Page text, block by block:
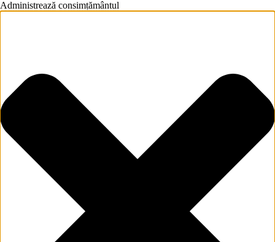
Administrează consimțământul